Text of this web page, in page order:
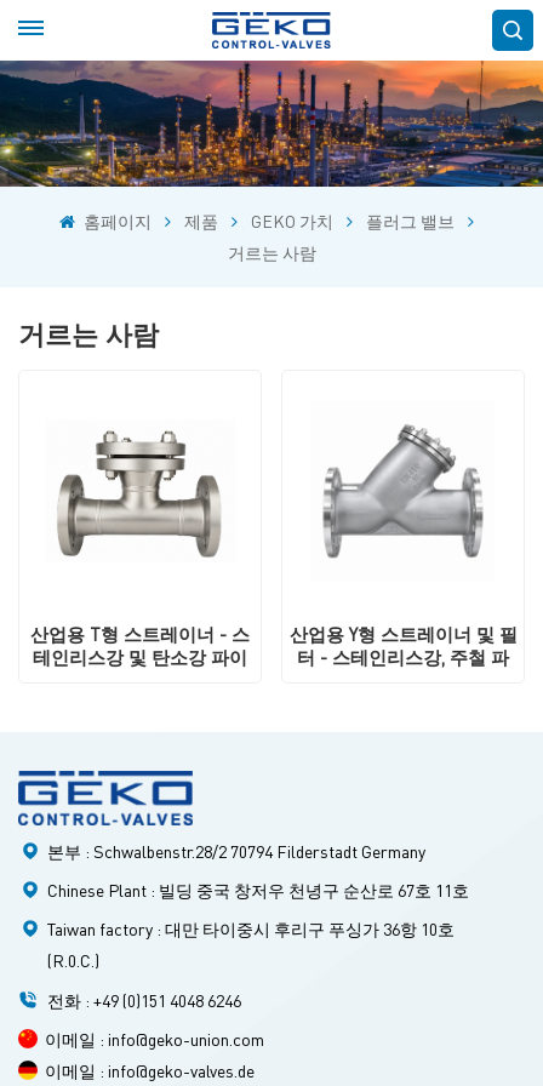
홈페이지 제품 GEKO 가치
플러그 밸브
거르는 사람
거르는 사람
산업용 T형 스트레이너 - 스
테인리스강 및 탄소강 파이
산업용 Y형 스트레이너 및 필
터 - 스테인리스강, 주철 파
본부 : Schwalbenstr.28/2 70794 Filderstadt Germany
Chinese Plant : 빌딩 중국 창저우 천녕구 순산로 67호 11호
Taiwan factory : 대만 타이중시 후리구 푸싱가 36항 10호
(R.0.C.)
전화 : +49 (0)151 4048 6246
이메일 : info@geko-union.com
이메일 : info@geko-valves.de